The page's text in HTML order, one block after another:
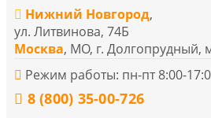
Нижний Новгород,
ул. Литвинова, 74Б
Москва, МО, г. Долгопрудный,
Режим работы: пн-пт 8:00-
8 (800) 35-00-726